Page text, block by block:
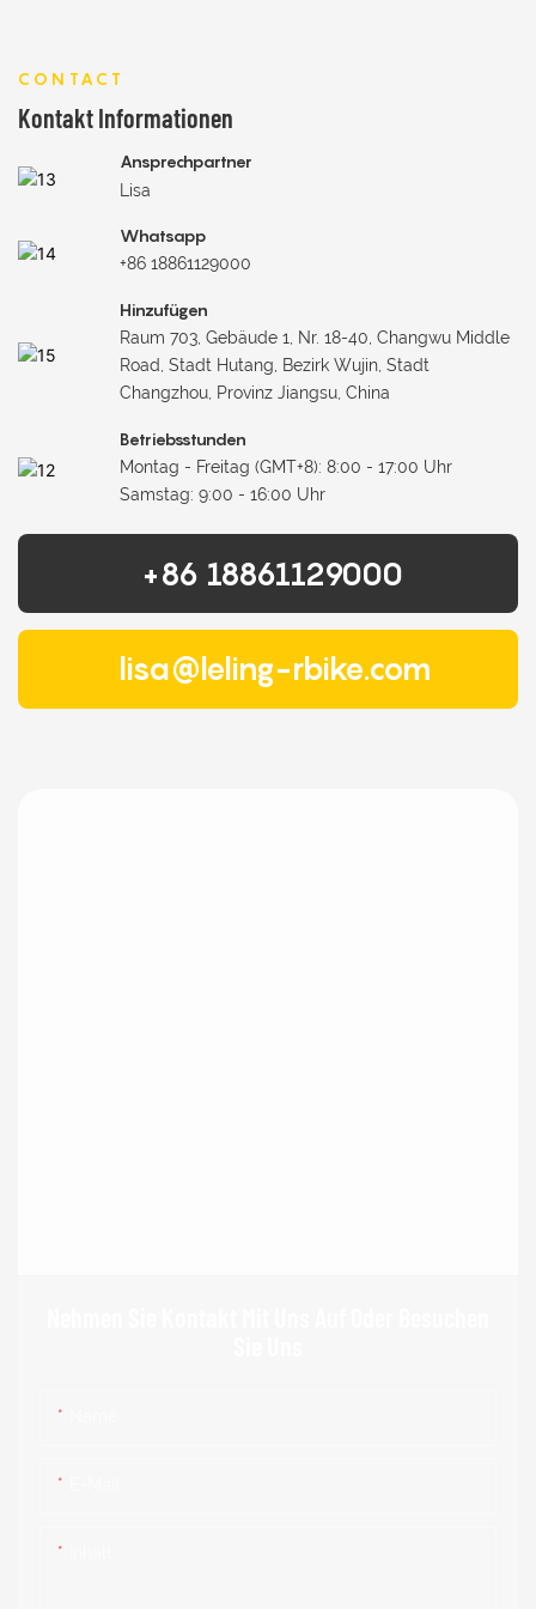
CONTACT
Kontakt Informationen
Ansprechpartner
Lisa
Whatsapp
+86 18861129000
Hinzufügen
Raum 703, Gebäude 1, Nr. 18-40, Changwu Middle
Road, Stadt Hutang, Bezirk Wujin, Stadt
Changzhou, Provinz Jiangsu, China
Betriebsstunden
Montag - Freitag (GMT+8): 8:00 - 17:00 Uhr
Samstag: 9:00 - 16:00 Uhr
+86 18861129000
lisa@leling-rbike.com